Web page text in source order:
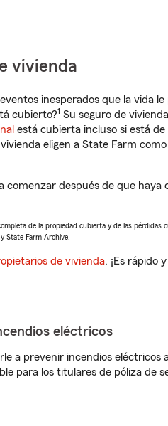
vivienda
inesperados que la vida
cubierto?1 Su seguro de
está cubierta incluso si está
eligen a State Farm
comenzar después de que
de la propiedad cubierta y de las pérdidas
State Farm Archive.
de vivienda. ¡Es rápido
eléctricos
a prevenir incendios
para los titulares de póliza